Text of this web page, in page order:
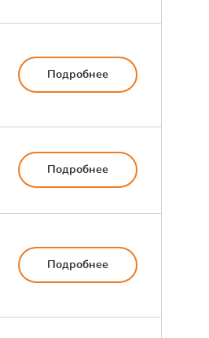
Подробнее
Подробнее
Подробнее